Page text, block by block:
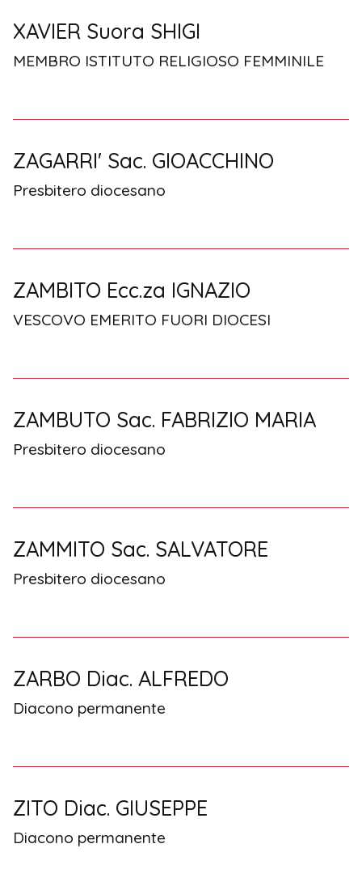
XAVIER Suora SHIGI
MEMBRO ISTITUTO RELIGIOSO FEMMINILE
ZAGARRI' Sac. GIOACCHINO
Presbitero diocesano
ZAMBITO Ecc.za IGNAZIO
VESCOVO EMERITO FUORI DIOCESI
ZAMBUTO Sac. FABRIZIO MARIA
Presbitero diocesano
ZAMMITO Sac. SALVATORE
Presbitero diocesano
ZARBO Diac. ALFREDO
Diacono permanente
ZITO Diac. GIUSEPPE
Diacono permanente